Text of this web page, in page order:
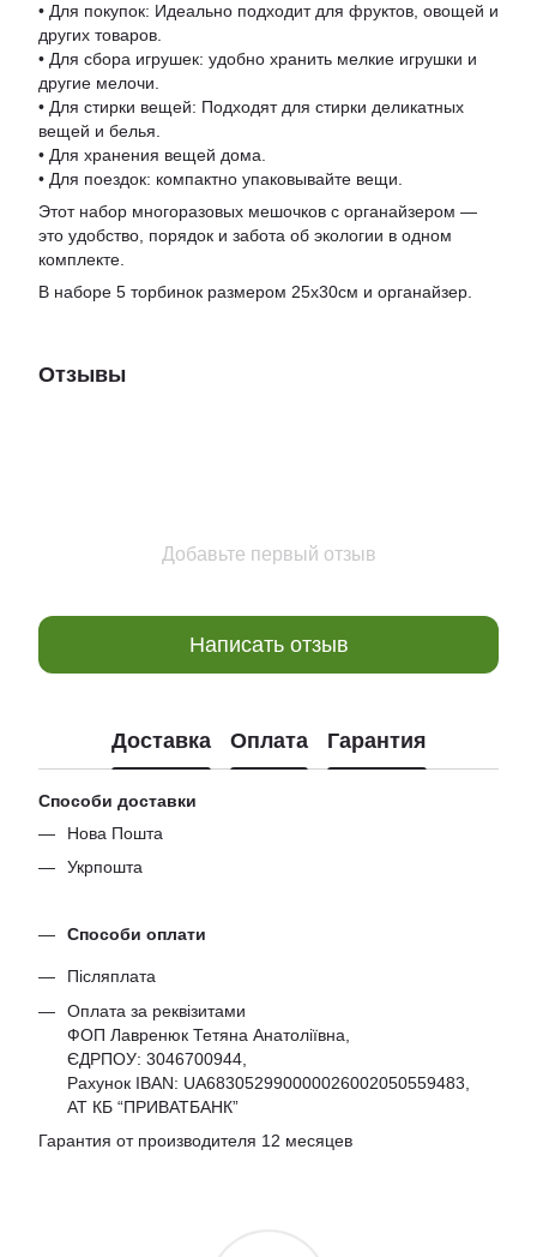
• Для покупок: Идеально подходит для фруктов, овощей и
других товаров.
• Для сбора игрушек: удобно хранить мелкие игрушки и
другие мелочи.
• Для стирки вещей: Подходят для стирки деликатных
вещей и белья.
• Для хранения вещей дома.
• Для поездок: компактно упаковывайте вещи.
Этот набор многоразовых мешочков с органайзером —
это удобство, порядок и забота об экологии в одном
комплекте.
В наборе 5 торбинок размером 25х30см и органайзер.
Отзывы
Добавьте первый отзыв
Написать отзыв
Доставка Оплата Гарантия
Способи доставки
Нова Пошта
Укрпошта
Способи оплати
Післяплата
Оплата за реквізитами
ФОП Лавренюк Тетяна Анатоліївна,
ЄДРПОУ: 3046700944
Рахунок IBAN: UA683052990000026002050559483,
АТ КБ “ПРИВАТБАНК”
Гарантия от производителя 12 месяцев